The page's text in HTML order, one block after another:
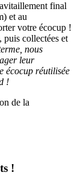
final
et au
votre écocup !
puis collectées et
nous
leur
écocup réutilisée
!
de la
!